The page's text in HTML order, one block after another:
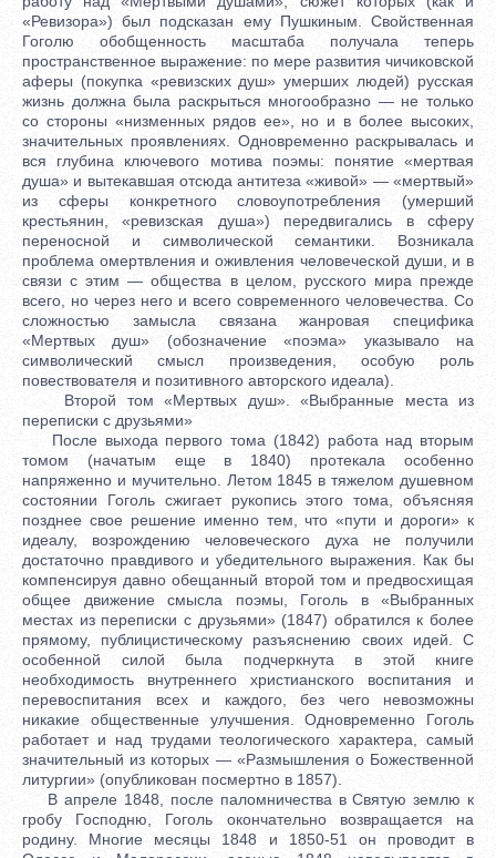
«Ревизора») был подсказан ему Пушкиным. Свойственная
Гоголю обобщенность масштаба получала теперь
пространственное выражение: по мере развития чичиковской
аферы (покупка «ревизских душ» умерших людей) русская
жизнь должна была раскрыться многообразно — не только
со стороны «низменных рядов ее», но и в более высоких,
значительных проявлениях. Одновременно раскрывалась и
вся глубина ключевого мотива поэмы: понятие «мертвая
душа» и вытекавшая отсюда антитеза «живой» — «мертвый»
из сферы конкретного словоупотребления (умерший
крестьянин, «ревизская душа») передвигались в сферу
переносной и символической семантики. Возникала
проблема омертвления и оживления человеческой души, и в
связи с этим — общества в целом, русского мира прежде
всего, но через него и всего современного человечества. Со
сложностью замысла связана жанровая специфика
«Мертвых душ» (обозначение «поэма» указывало на
символический смысл произведения, особую роль
повествователя и позитивного авторского идеала).
Второй том «Мертвых душ». «Выбранные места из
переписки с друзьями»
После выхода первого тома (1842) работа над вторым
томом (начатым еще в 1840) протекала особенно
напряженно и мучительно. Летом 1845 в тяжелом душевном
состоянии Гоголь сжигает рукопись этого тома, объясняя
позднее свое решение именно тем, что «пути и дороги» к
идеалу, возрождению человеческого духа не получили
достаточно правдивого и убедительного выражения. Как бы
компенсируя давно обещанный второй том и предвосхищая
общее движение смысла поэмы, Гоголь в «Выбранных
местах из переписки с друзьями» (1847) обратился к более
прямому, публицистическому разъяснению своих идей. С
особенной силой была подчеркнута в этой книге
необходимость внутреннего христианского воспитания и
перевоспитания всех и каждого, без чего невозможны
никакие общественные улучшения. Одновременно Гоголь
работает и над трудами теологического характера, самый
значительный из которых — «Размышления о Божественной
литургии» (опубликован посмертно в 1857).
В апреле 1848, после паломничества в Святую землю к
гробу Господню, Гоголь окончательно возвращается на
родину. Многие месяцы 1848 и 1850-51 он проводит в